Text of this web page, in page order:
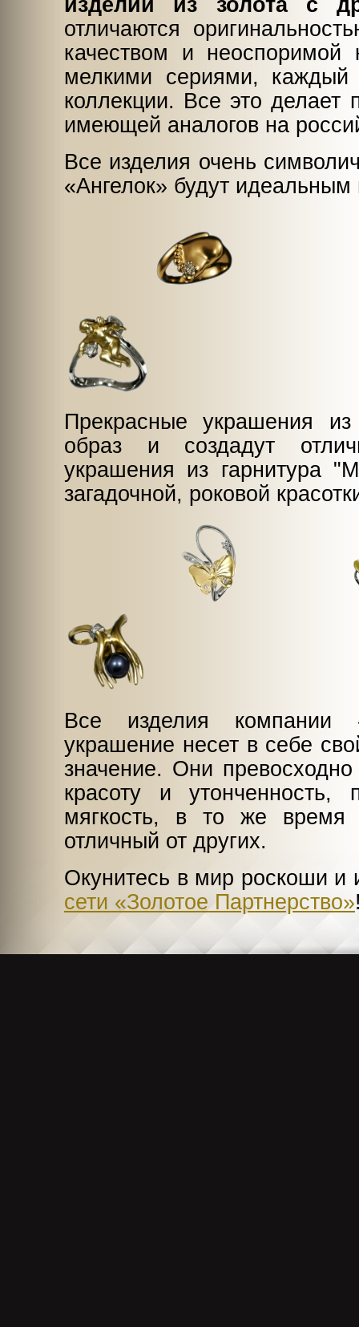
изделий из золота с
отличаются
качеством и неоспоримой
мелкими сериями, каждый
коллекции. Все это делает
имеющей аналогов на
Все изделия очень
«Ангелок» будут
Прекрасные украшения
образ и создадут
украшения из гарнитура
загадочной, роковой
Все изделия
украшение несет в себе
значение. Они
красоту и утонченность,
мягкость, в то же
отличный от других.
Окунитесь в мир роскоши и
сети «Золотое Партнерство»